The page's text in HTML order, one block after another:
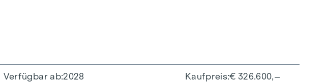
Verfügbar ab 2028
Kaufpreis € 326.600,–